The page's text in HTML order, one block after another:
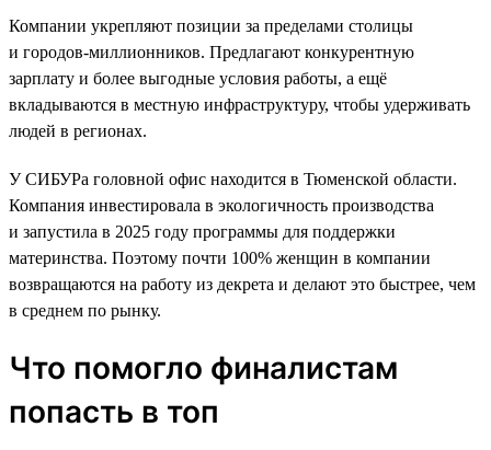
Компании укрепляют позиции за пределами столицы
и городов-миллионников. Предлагают конкурентную
зарплату и более выгодные условия работы, а ещё
вкладываются в местную инфраструктуру, чтобы удерживать
людей в регионах.
У СИБУРа головной офис находится в Тюменской области.
Компания инвестировала в экологичность производства
и запустила в 2025 году программы для поддержки
материнства. Поэтому почти 100% женщин в компании
возвращаются на работу из декрета и делают это быстрее, чем
в среднем по рынку.
Что помогло финалистам
попасть в топ